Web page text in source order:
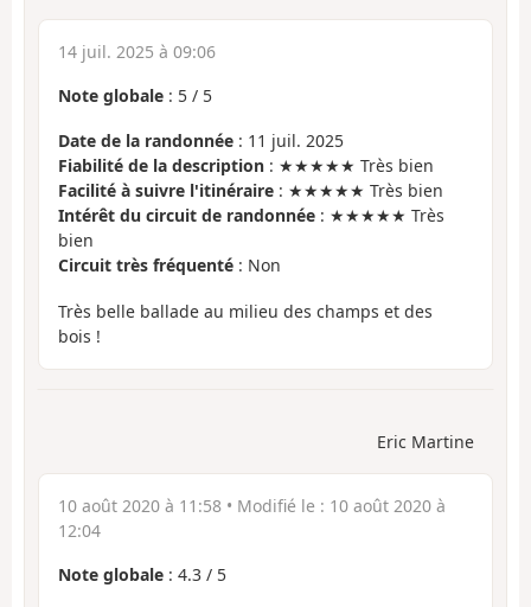
14 juil. 2025 à 09:06
Note globale : 5 / 5
Date de la randonnée : 11 juil. 2025
Fiabilité de la description : ★★★★★ Très bien
Facilité à suivre l'itinéraire : ★★★★★ Très bien
Intérêt du circuit de randonnée : ★★★★★ Très
bien
Circuit très fréquenté : Non
Très belle ballade au milieu des champs et des
bois !
Eric Martine
10 août 2020 à 11:58 • Modifié le : 10 août 2020 à
12:04
Note globale : 4.3 / 5